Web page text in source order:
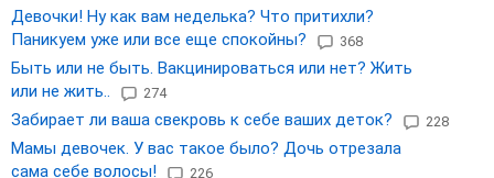
Девочки! Ну как вам неделька? Что притихли?
Паникуем уже или все еще спокойны?
368
Быть или не быть. Вакцинироваться или нет? Жить
или не жить..
274
Забирает ли ваша свекровь к себе ваших деток? 228
Мамы девочек. У вас такое было? Дочь отрезала
сама себе волосы!
226